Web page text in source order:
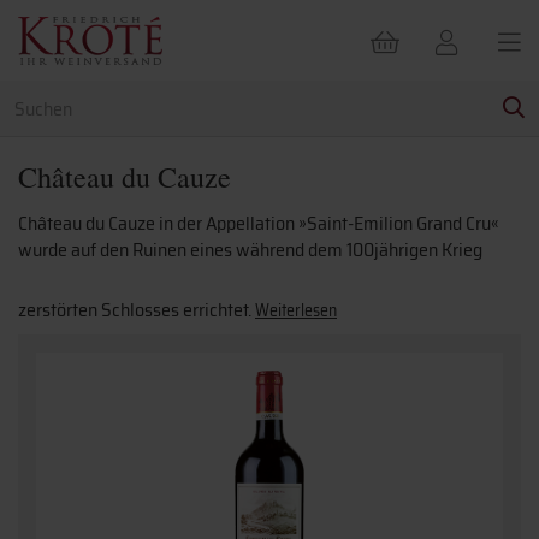
Château du Cauze
Château du Cauze in der Appellation »Saint-Emilion Grand Cru«
wurde auf den Ruinen eines während dem 100jährigen Krieg
zerstörten Schlosses errichtet.Weiterlesen